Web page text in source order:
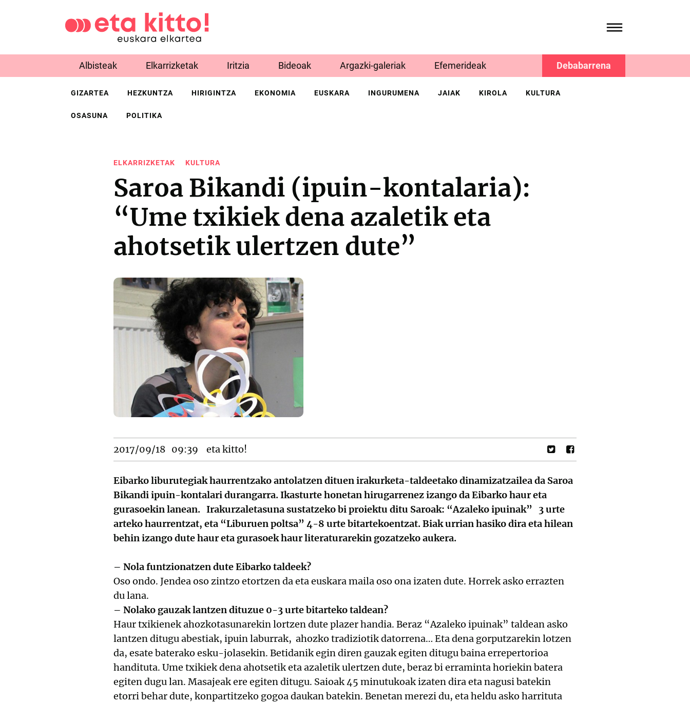
Albisteak Elkarrizketak Iritzia Bideoak Argazki-galeriak Efemerideak Debabarrena
GIZARTEA HEZKUNTZA HIRIGINTZA EKONOMIA EUSKARA INGURUMENA JAIAK KIROLA KULTURA
OSASUNA POLITIKA
ELKARRIZKETAK KULTURA
Saroa Bikandi (ipuin-kontalaria):
“Ume txikiek dena azaletik eta
ahotsetik ulertzen dute”
2017/09/18 09:39 eta kitto!
Eibarko liburutegiak haurrentzako antolatzen dituen irakurketa-taldeetako dinamizatzailea da Saroa
Bikandi ipuin-kontalari durangarra. Ikasturte honetan hirugarrenez izango da Eibarko haur eta
gurasoekin lanean. Irakurzaletasuna sustatzeko bi proiektu ditu Saroak: “Azaleko ipuinak” 3 urte
arteko haurrentzat, eta “Liburuen poltsa” 4-8 urte bitartekoentzat. Biak urrian hasiko dira eta hilean
behin izango dute haur eta gurasoek haur literaturarekin gozatzeko aukera.
– Nola funtzionatzen dute Eibarko taldeek?
Oso ondo. Jendea oso zintzo etortzen da eta euskara maila oso ona izaten dute. Horrek asko errazten
du lana.
– Nolako gauzak lantzen dituzue 0-3 urte bitarteko taldean?
Haur txikienek ahozkotasunarekin lortzen dute plazer handia. Beraz “Azaleko ipuinak” taldean asko
lantzen ditugu abestiak, ipuin laburrak, ahozko tradiziotik datorrena… Eta dena gorputzarekin lotzen
da, esate baterako esku-jolasekin. Betidanik egin diren gauzak egiten ditugu baina errepertorioa
handituta. Ume txikiek dena ahotsetik eta azaletik ulertzen dute, beraz bi erraminta horiekin batera
egiten dugu lan. Masajeak ere egiten ditugu. Saioak 45 minutukoak izaten dira eta nagusi batekin
etorri behar dute, konpartitzeko gogoa daukan batekin. Benetan merezi du, eta heldu asko harrituta